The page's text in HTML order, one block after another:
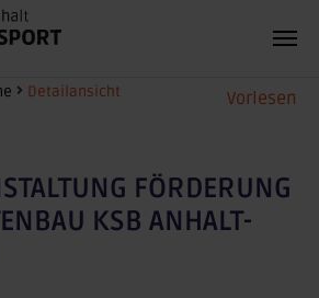
Vorlesen
Detailansicht
FÖRDERUNG
KSB ANHALT-